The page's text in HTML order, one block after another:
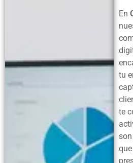
En
tu
te